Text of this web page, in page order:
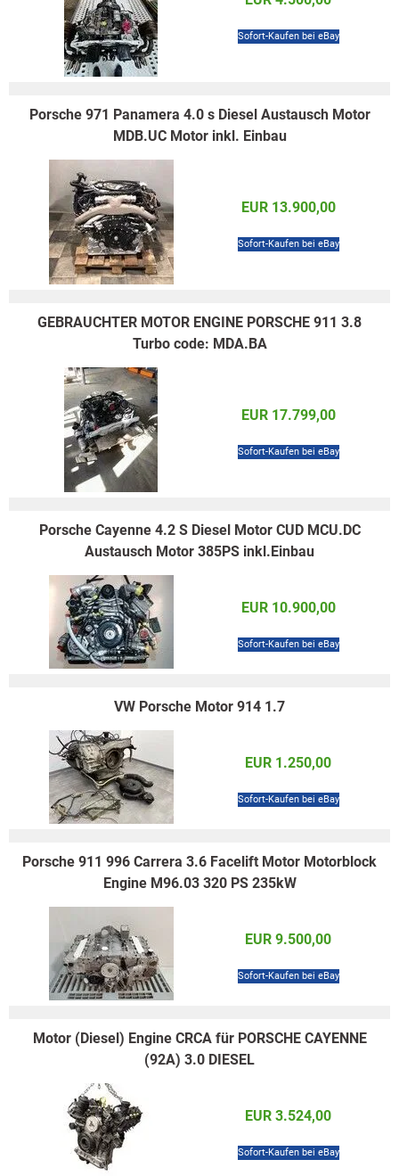
Sofort-Kaufen bei eBay
Porsche 971 Panamera 4.0 s Diesel Austausch Motor
MDB.UC Motor inkl. Einbau
EUR 13.900,00
Sofort-Kaufen bei eBay
GEBRAUCHTER MOTOR ENGINE PORSCHE 911 3.8
Turbo code: MDA.BA
EUR 17.799,00
Sofort-Kaufen bei eBay
Porsche Cayenne 4.2 S Diesel Motor CUD MCU.DC
Austausch Motor 385PS inkl.Einbau
EUR 10.900,00
Sofort-Kaufen bei eBay
VW Porsche Motor 914 1.7
EUR 1.250,00
Sofort-Kaufen bei eBay
Porsche 911 996 Carrera 3.6 Facelift Motor Motorblock
Engine M96.03 320 PS 235kW
EUR 9.500,00
Sofort-Kaufen bei eBay
Motor (Diesel) Engine CRCA für PORSCHE CAYENNE
(92A) 3.0 DIESEL
EUR 3.524,00
Sofort-Kaufen bei eBay